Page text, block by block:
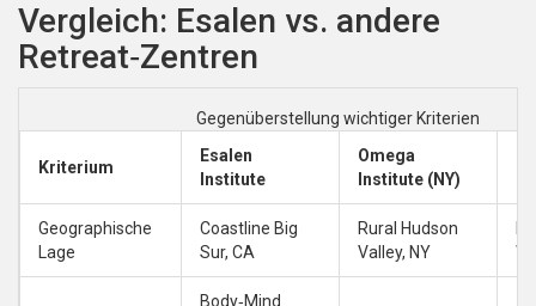
Vergleich: Esalen vs. andere
Retreat‑Zentren
Gegenüberstellung wichtiger Kriterien
Kriterium
Esalen
Institute
Omega
Institute (NY)
Geographische
Lage
Coastline Big
Sur, CA
Rural Hudson
Valley, NY
Body‑Mind